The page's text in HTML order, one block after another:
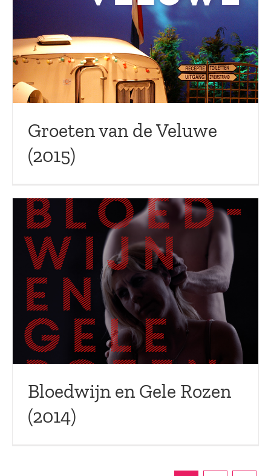
Groeten van de Veluwe
(2015)
Bloedwijn en Gele Rozen
(2014)